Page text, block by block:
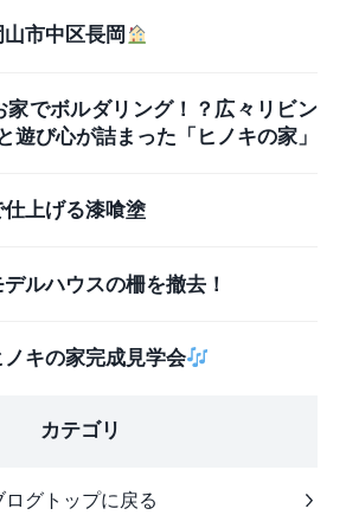
山市中区長岡
家でボルダリング！？広々リビン
遊び心が詰まった「ヒノキの家」
上げる漆喰塗
ルハウスの柵を撤去！
ノキの家完成見学会
カテゴリ
ログトップに戻る